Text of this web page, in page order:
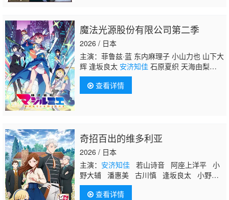
魔法光源股份有限公司第二季
2026 / 日本
主演：菲鲁兹·蓝 东内麻理子 小山力也 山下大
辉 逢坂良太 安济知佳石原夏织 天海由梨
奈 石田彰
查看详情
奇招百出的维多利亚
2026 / 日本
主演： 安济知佳若山诗音 阿座上洋平 小
野大辅 潘惠美 古川慎 逢坂良太 小野贤
章 野岛健儿 秋保佐永子 家中宏
查看详情